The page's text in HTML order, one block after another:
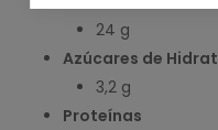
24 g
Azúcares de
3,2 g
Proteínas